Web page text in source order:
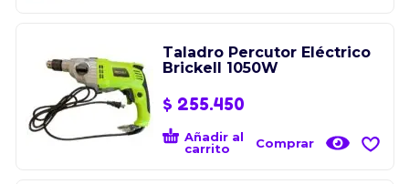
Taladro Percutor Eléctrico
Brickell 1050W
$ 255.450
Añadir al
carrito
Comprar